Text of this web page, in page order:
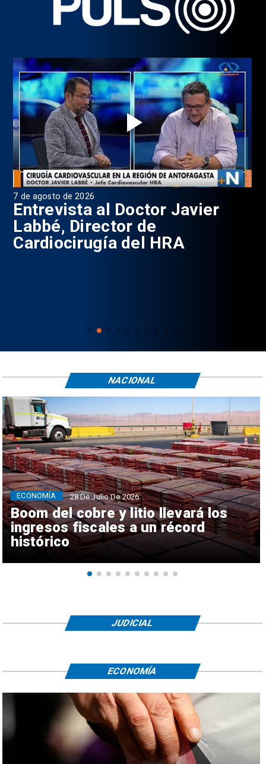
7 de agosto de 2026
Entrevista al Doctor Javier
Labbé, Director de
Cardiocirugía del HRA
Boom del cobre y litio llevará los
ingresos fiscales a un récord
histórico
ECONOMÍA 28 De Julio De 2026
NACIONAL
JUDICIAL
ECONOMÍA